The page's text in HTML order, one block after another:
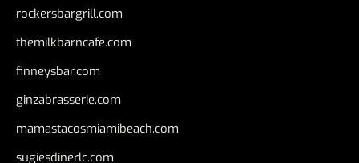
rockersbargrill.com
themilkbarncafe.com
finneysbar.com
ginzabrasserie.com
mamastacosmiamibeach.com
sugiesdinerlc.com